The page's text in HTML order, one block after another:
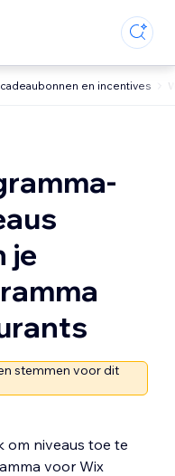
en incentives
je
stemmen voor dit
om niveaus toe te
voor Wix